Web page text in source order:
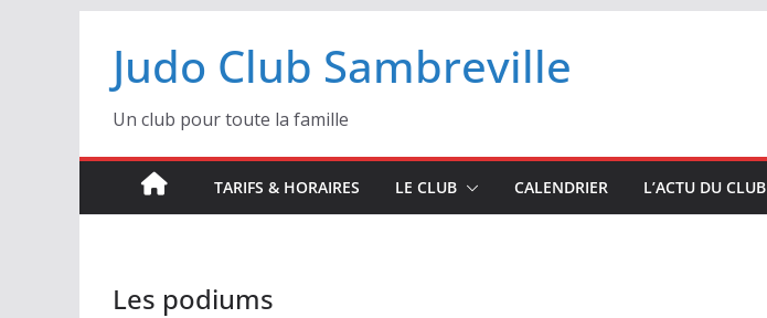
contenu
Judo Club Sambreville
Un club pour toute la famille
TARIFS & HORAIRES LE CLUB CALENDRIER L’ACTU DU CLUB
Les podiums